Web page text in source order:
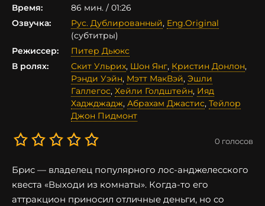
Время:
86 мин. / 01:26
Озвучка:
Рус. Дублированный, Eng.Original
(субтитры)
Режиссер:
Питер Дьюкс
В ролях:
Скит Ульрих, Шон Янг, Кристин Донлон,
Рэнди Уэйн, Мэтт МакВэй, Эшли
Галлегос, Хейли Голдштейн, Ияд
Хаджджадж, Абрахам Джастис, Тейлор
Джон Пидмонт
0 голосов
Брис — владелец популярного лос-анджелесского
квеста «Выходи из комнаты». Когда-то его
аттракцион приносил отличные деньги, но со